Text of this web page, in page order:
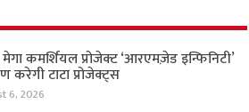
कमर्शियल प्रोजेक्ट ‘आरएमज़ेड इन्फिनिटी’
करेगी टाटा प्रोजेक्ट्स
6, 2026